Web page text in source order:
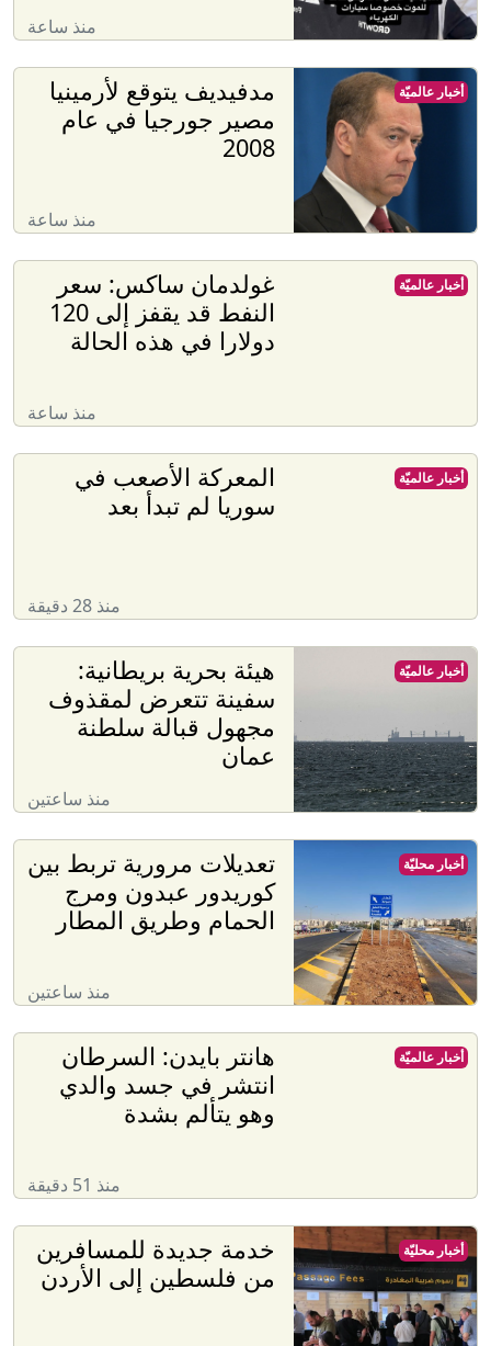
منذ ساعة
مدفيديف يتوقع لأرمينيا
مصير جورجيا في عام
2008
منذ ساعة
أخبار عالميّة
غولدمان ساكس: سعر
النفط قد يقفز إلى 120
دولارا في هذه الحالة
منذ ساعة
أخبار عالميّة
المعركة الأصعب في
سوريا لم تبدأ بعد
منذ 28 دقيقة
أخبار عالميّة
هيئة بحرية بريطانية:
سفينة تتعرض لمقذوف
مجهول قبالة سلطنة
عمان
منذ ساعتين
أخبار عالميّة
تعديلات مرورية تربط بين
كوريدور عبدون ومرج
الحمام وطريق المطار
منذ ساعتين
أخبار محليّة
هانتر بايدن: السرطان
انتشر في جسد والدي
وهو يتألم بشدة
منذ 51 دقيقة
أخبار عالميّة
خدمة جديدة للمسافرين
من فلسطين إلى الأردن
أخبار محليّة